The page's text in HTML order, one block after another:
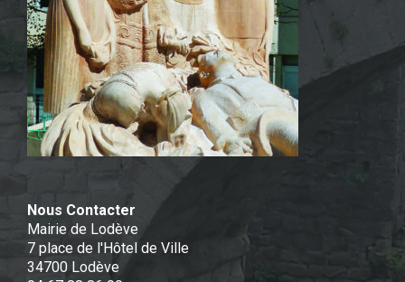
Nous Contacter
Mairie de Lodève
7 place de l'Hôtel de Ville
34700 Lodève